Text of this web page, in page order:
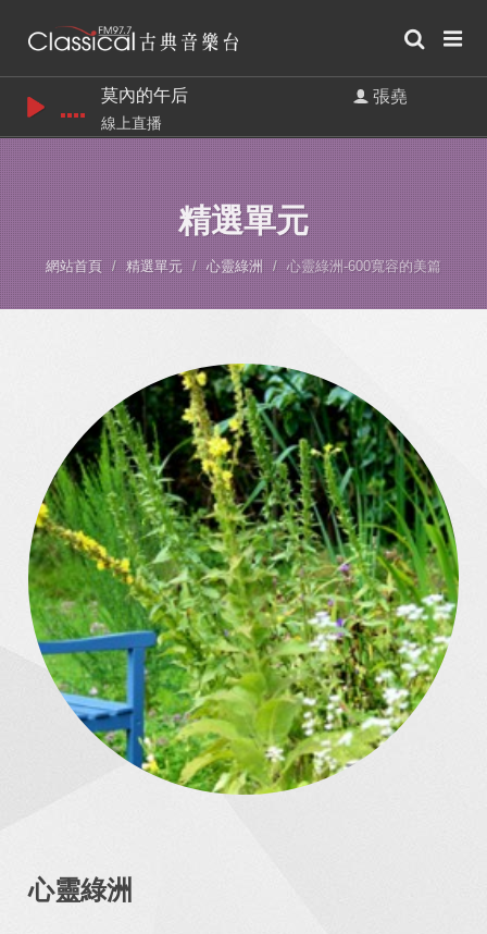
莫內的午后 張堯
線上直播